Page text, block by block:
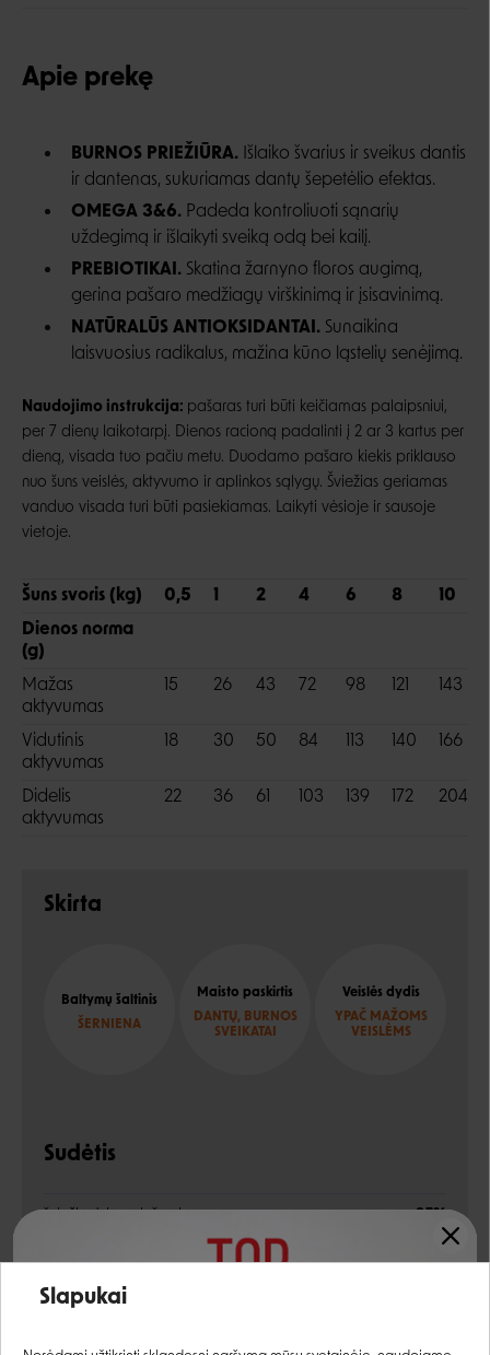
Apie prekę
BURNOS PRIEŽIŪRA. Išlaiko švarius ir sveikus dantis
ir dantenas, sukuriamas dantų šepetėlio efektas.
OMEGA 3&6. Padeda kontroliuoti sąnarių
uždegimą ir išlaikyti sveiką odą bei kailį.
PREBIOTIKAI. Skatina žarnyno floros augimą,
gerina pašaro medžiagų virškinimą ir įsisavinimą.
NATŪRALŪS ANTIOKSIDANTAI. Sunaikina
laisvuosius radikalus, mažina kūno ląstelių senėjimą.
Naudojimo instrukcija: pašaras turi būti keičiamas palaipsniui,
per 7 dienų laikotarpį. Dienos racioną padalinti į 2 ar 3 kartus per
dieną, visada tuo pačiu metu. Duodamo pašaro kiekis priklauso
nuo šuns veislės, aktyvumo ir aplinkos sąlygų. Šviežias geriamas
vanduo visada turi būti pasiekiamas. Laikyti vėsioje ir sausoje
vietoje.
Šuns svoris (kg) 0,5 1 2 4 6 8
10
Dienos norma
(g)
Mažas
aktyvumas
15 26 43 72 98 121 143
Vidutinis
aktyvumas
18 30 50 84 113 140 166
Didelis
aktyvumas
22 36 61 103 139 172 204
Skirta
Baltymų šaltinis
ŠERNIENA
Maisto paskirtis
DANTŲ, BURNOS
SVEIKATAI
Veislės dydis
YPAČ MAŽOMS
VEISLĖMS
Sudėtis
ryžiai 13%
dehidratuota ėriena ir jautienos mėsa
kviečiai, žirniai, vištienos riebalai, kukurūzų glitimas,
Įvertinimas:
Slapukai